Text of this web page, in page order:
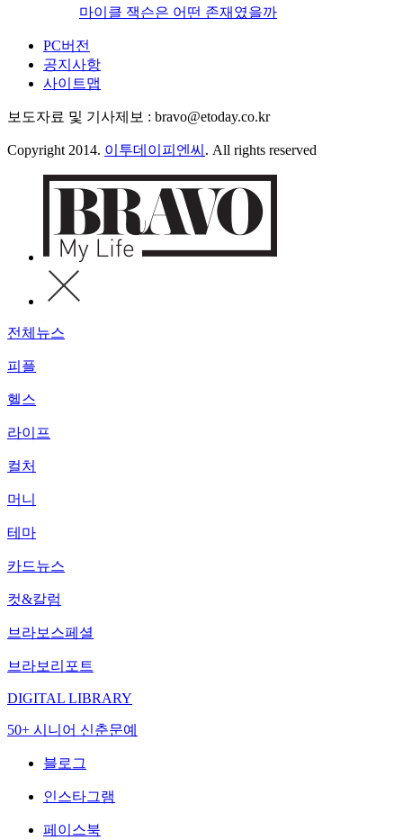
마이클 잭슨은 어떤 존재였을까
PC버전
공지사항
사이트맵
보도자료 및 기사제보 : bravo@etoday.co.kr
Copyright 2014. 이투데이피엔씨 . All rights reserved
전체뉴스
피플
헬스
라이프
컬처
머니
테마
카드뉴스
컷&칼럼
브라보스페셜
브라보리포트
DIGITAL LIBRARY
50+ 시니어 신춘문예
블로그
인스타그램
페이스북